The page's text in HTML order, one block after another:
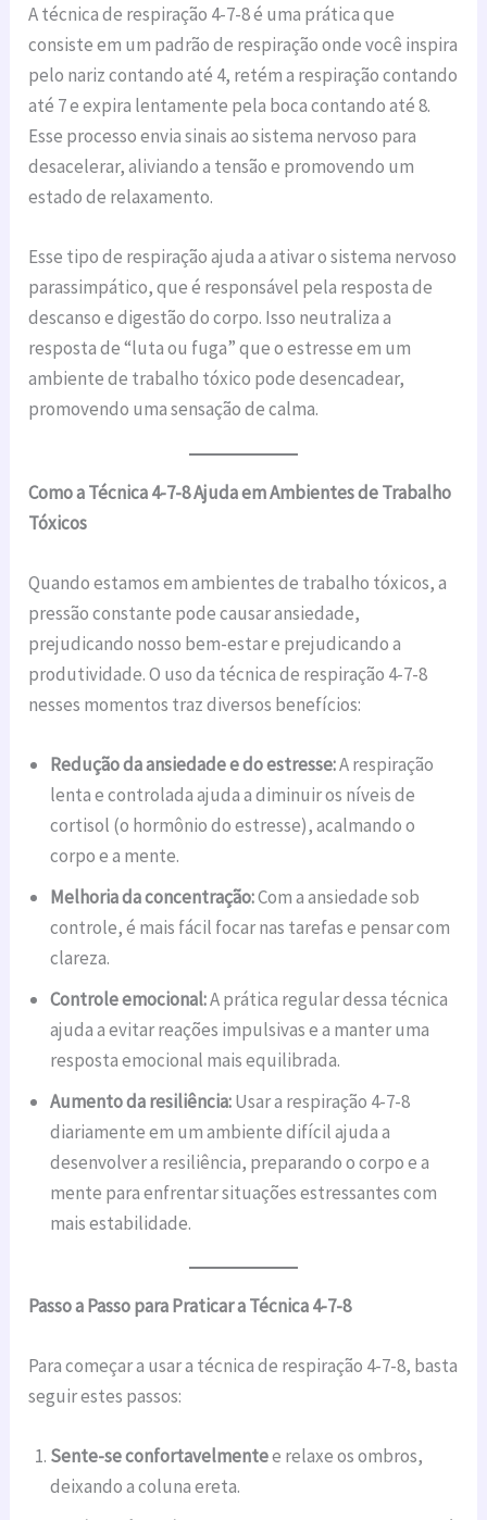
A técnica de respiração 4-7-8 é uma prática que
consiste em um padrão de respiração onde você inspira
pelo nariz contando até 4, retém a respiração contando
até 7 e expira lentamente pela boca contando até 8.
Esse processo envia sinais ao sistema nervoso para
desacelerar, aliviando a tensão e promovendo um
estado de relaxamento.
Esse tipo de respiração ajuda a ativar o sistema nervoso
parassimpático, que é responsável pela resposta de
descanso e digestão do corpo. Isso neutraliza a
resposta de “luta ou fuga” que o estresse em um
ambiente de trabalho tóxico pode desencadear,
promovendo uma sensação de calma.
Como a Técnica 4-7-8 Ajuda em Ambientes de Trabalho
Tóxicos
Quando estamos em ambientes de trabalho tóxicos, a
pressão constante pode causar ansiedade,
prejudicando nosso bem-estar e prejudicando a
produtividade. O uso da técnica de respiração 4-7-8
nesses momentos traz diversos benefícios:
Redução da ansiedade e do estresse:A respiração
lenta e controlada ajuda a diminuir os níveis de
cortisol (o hormônio do estresse), acalmando o
corpo e a mente.
Melhoria da concentração:Com a ansiedade sob
controle, é mais fácil focar nas tarefas e pensar com
clareza.
Controle emocional:A prática regular dessa técnica
ajuda a evitar reações impulsivas e a manter uma
resposta emocional mais equilibrada.
Aumento da resiliência:Usar a respiração 4-7-8
diariamente em um ambiente difícil ajuda a
desenvolver a resiliência, preparando o corpo e a
mente para enfrentar situações estressantes com
mais estabilidade.
Passo a Passo para Praticar a Técnica 4-7-8
Para começar a usar a técnica de respiração 4-7-8, basta
seguir estes passos:
Sente-se confortavelmentee relaxe os ombros,
deixando a coluna ereta.